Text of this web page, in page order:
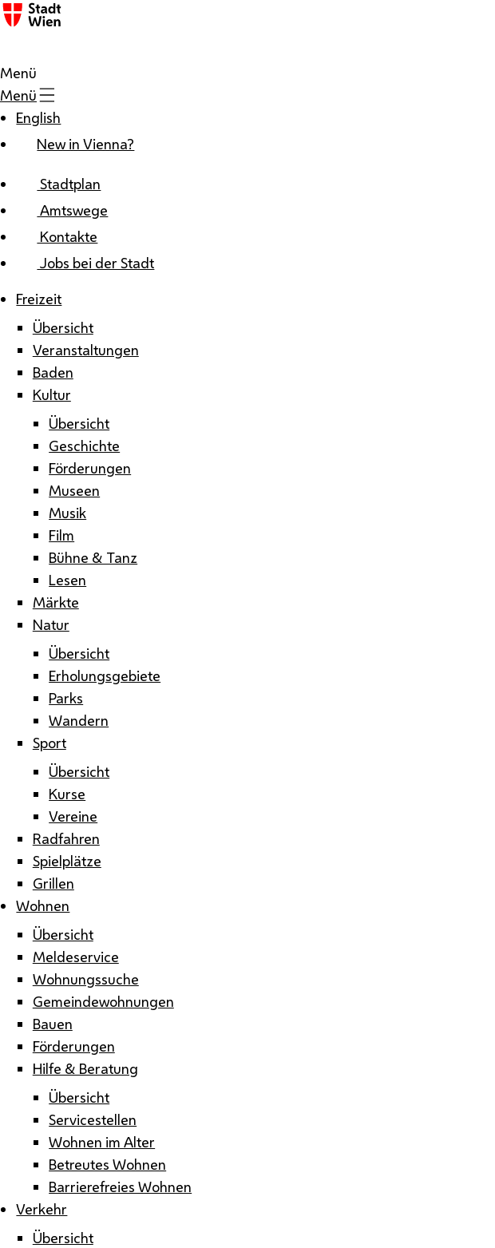
Zum Inhalt
Menü
Menü
English
New in Vienna?
Stadtplan
Amtswege
Kontakte
Jobs bei der Stadt
Freizeit
Übersicht
Veranstaltungen
Baden
Kultur
Übersicht
Geschichte
Förderungen
Museen
Musik
Film
Bühne & Tanz
Lesen
Märkte
Natur
Übersicht
Erholungsgebiete
Parks
Wandern
Sport
Übersicht
Kurse
Vereine
Radfahren
Spielplätze
Grillen
Wohnen
Übersicht
Meldeservice
Wohnungssuche
Gemeindewohnungen
Bauen
Förderungen
Hilfe & Beratung
Übersicht
Servicestellen
Wohnen im Alter
Betreutes Wohnen
Barrierefreies Wohnen
Verkehr
Übersicht